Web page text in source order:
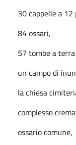
30 cappelle a
84 ossari,
57 tombe a
un campo di
la chiesa
complesso
ossario comune,